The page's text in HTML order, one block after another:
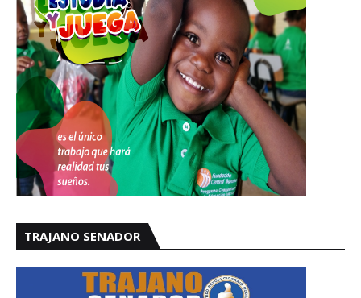
TRAJANO SENADOR